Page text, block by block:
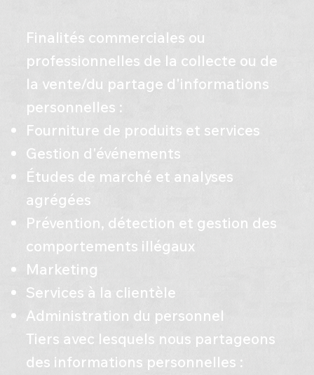
Finalités commerciales ou
professionnelles de la collecte ou de
la vente/du partage d'informations
personnelles :
​Fourniture de produits et services
Gestion d'événements
Études de marché et analyses
agrégées
Prévention, détection et gestion des
comportements illégaux
Marketing
Services à la clientèle
Administration du personnel
Tiers avec lesquels nous partageons
des informations personnelles :